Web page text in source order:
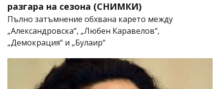
разгара на сезона (СНИМКИ)
Пълно затъмнение обхвана карето между
„Александровска“, „Любен Каравелов“,
„Демокрация“ и „Булаир“